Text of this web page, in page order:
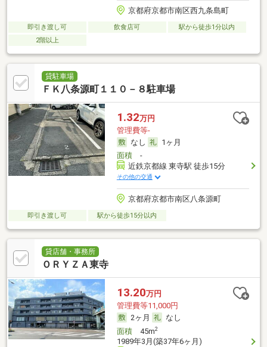
京都府京都市南区西九条島町
即引き渡し可 飲食店可
駅から徒歩1分以内
2階以上
貸駐車場
ＦＫ八条源町１１０－８駐車場
1.32万円
管理費等-
なし
1ヶ月
面積-
近鉄京都線 東寺駅 徒歩15分
その他の交通
京都府京都市南区八条源町
即引き渡し可 駅から徒歩15分以内
貸店舗・事務所
ＯＲＹＺＡ東寺
13.20万円
管理費等11,000円
2ヶ月
なし
面積45m2
1989年3月(築37年6ヶ月)